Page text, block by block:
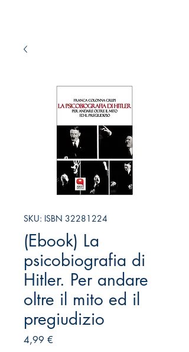
SKU: ISBN 32281224
(Ebook) La
psicobiografia di
Hitler. Per andare
oltre il mito ed il
pregiudizio
4,99 €